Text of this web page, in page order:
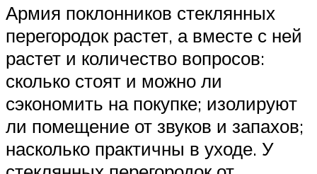
Армия поклонников стеклянных
перегородок растет, а вместе с ней
растет и количество вопросов:
сколько стоят и можно ли
сэкономить на покупке; изолируют
ли помещение от звуков и запахов;
насколько практичны в уходе. У